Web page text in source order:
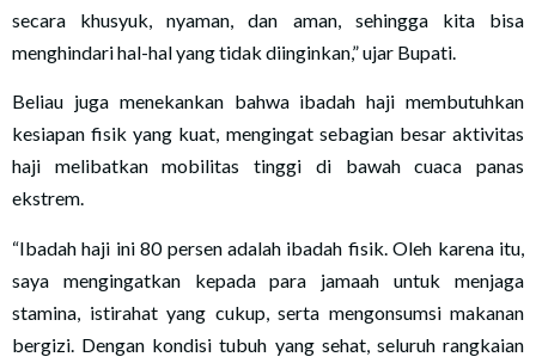
secara khusyuk, nyaman, dan aman, sehingga kita bisa
menghindari hal-hal yang tidak diinginkan,” ujar Bupati.
Beliau juga menekankan bahwa ibadah haji membutuhkan
kesiapan fisik yang kuat, mengingat sebagian besar aktivitas
haji melibatkan mobilitas tinggi di bawah cuaca panas
ekstrem.
“Ibadah haji ini 80 persen adalah ibadah fisik. Oleh karena itu,
saya mengingatkan kepada para jamaah untuk menjaga
stamina, istirahat yang cukup, serta mengonsumsi makanan
bergizi. Dengan kondisi tubuh yang sehat, seluruh rangkaian